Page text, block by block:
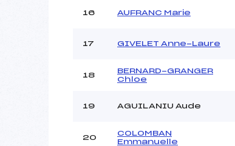
16 AUFRANC Marie
17 GIVELET Anne-Laure
18
BERNARD-GRANGER
Chloe
19 AGUILANIU Aude
20
COLOMBAN
Emmanuelle